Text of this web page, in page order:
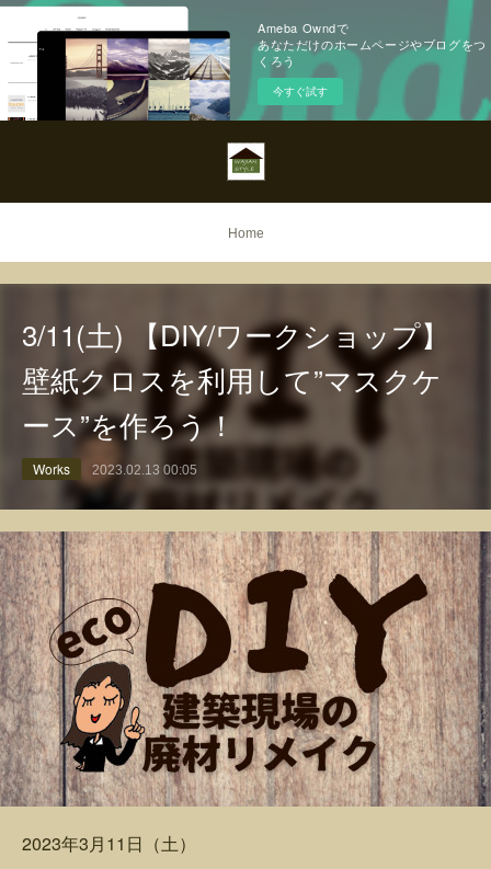
Ameba Owndで
あなただけのホームページやブログをつ
くろう
今すぐ試す
Home
3/11(土) 【DIY/ワークショップ】
壁紙クロスを利用して”マスクケ
ース”を作ろう！
Works 2023.02.13 00:05
2023年3月11日（土）